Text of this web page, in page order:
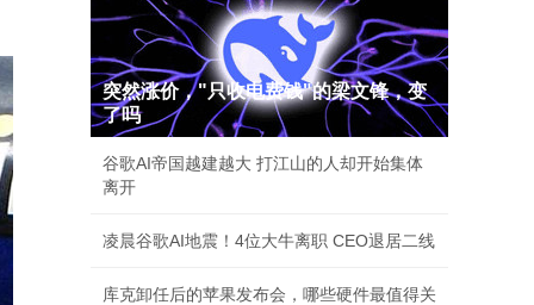
突然涨价，"只收电费钱"的梁文锋，变
了吗
谷歌AI帝国越建越大 打江山的人却开始集体
离开
凌晨谷歌AI地震！4位大牛离职 CEO退居二线
库克卸任后的苹果发布会，哪些硬件最值得关